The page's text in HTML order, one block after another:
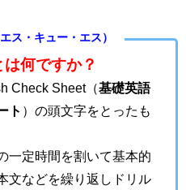
ス・キュー・エス）
何ですか？
Check Sheet（基礎英語
ト ）の頭文字をとったも
一定時間を割いて基本的
文などを繰り返しドリル